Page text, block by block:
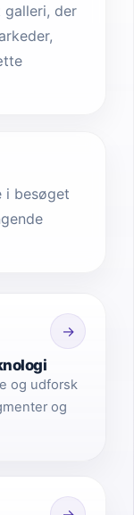
galleri, der
i besøget
→
og udforsk
og